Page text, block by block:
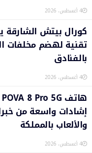
4 أغسطس، 2026
كورال بيتش
تقنية لهضم مخلفات
بالفنادق
4 أغسطس، 2026
إشادات واسعة من
والألعاب بالمملكة
4 أغسطس، 2026